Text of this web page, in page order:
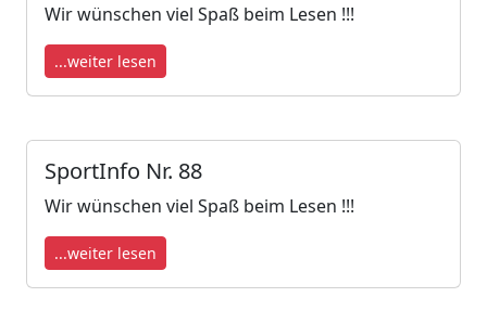
Wir wünschen viel Spaß beim Lesen !!!
...weiter lesen
SportInfo Nr. 88
Wir wünschen viel Spaß beim Lesen !!!
...weiter lesen